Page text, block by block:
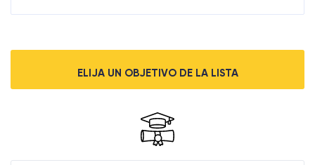
ELIJA UN OBJETIVO DE LA LISTA